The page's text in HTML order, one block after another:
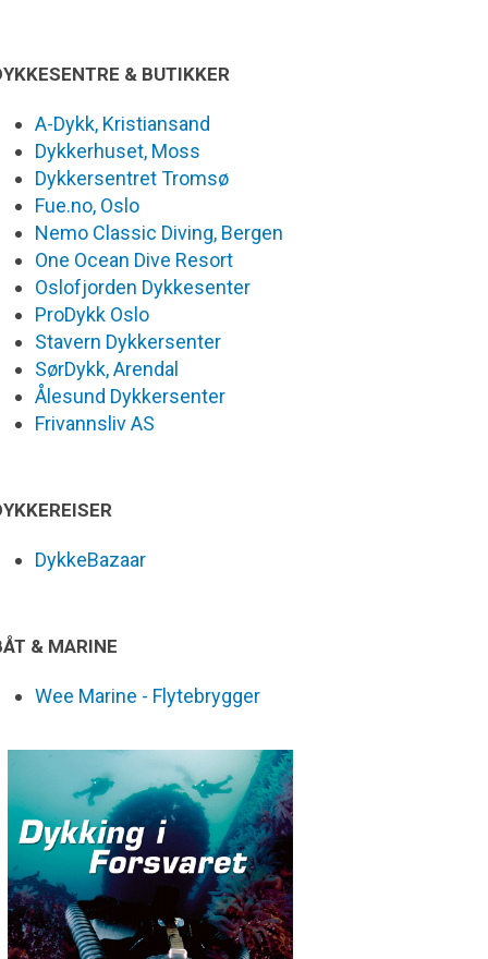
& BUTIKKER
A-Dykk, Kristiansand
Dykkerhuset, Moss
Dykkersentret Tromsø
Fue.no, Oslo
Nemo Classic Diving, Bergen
One Ocean Dive Resort
Oslofjorden Dykkesenter
ProDykk Oslo
Stavern Dykkersenter
SørDykk, Arendal
Ålesund Dykkersenter
Frivannsliv AS
DykkeBazaar
& MARINE
Wee Marine - Flytebrygger